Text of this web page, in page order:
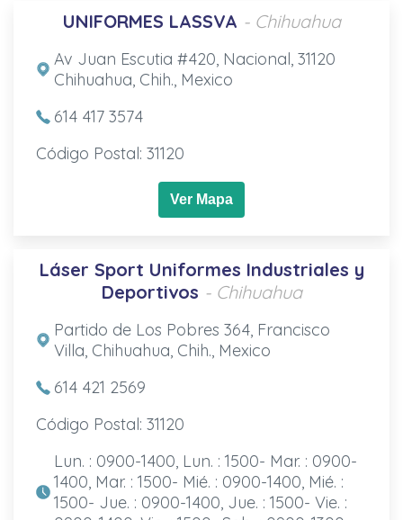
UNIFORMES LASSVA - Chihuahua
Av Juan Escutia #420, Nacional, 31120
Chihuahua, Chih., Mexico
614 417 3574
Código Postal: 31120
Ver Mapa
Láser Sport Uniformes Industriales y
Deportivos - Chihuahua
Partido de Los Pobres 364, Francisco
Villa, Chihuahua, Chih., Mexico
614 421 2569
Código Postal: 31120
Lun. : 0900-1400, Lun. : 1500- Mar. : 0900-
1400, Mar. : 1500- Mié. : 0900-1400, Mié. :
1500- Jue. : 0900-1400, Jue. : 1500- Vie. :